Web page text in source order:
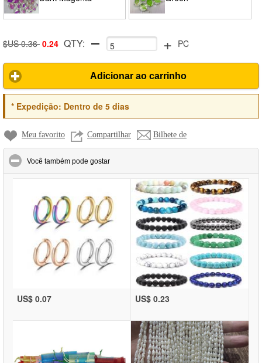
$US 0.36 0.24 QTY: + PC
Adicionar ao carrinho
*Expedição: Dentro de 5 dias
Meu favorito Compartilhar Bilhete de
Você também pode gostar
US$ 0.07 US$ 0.23